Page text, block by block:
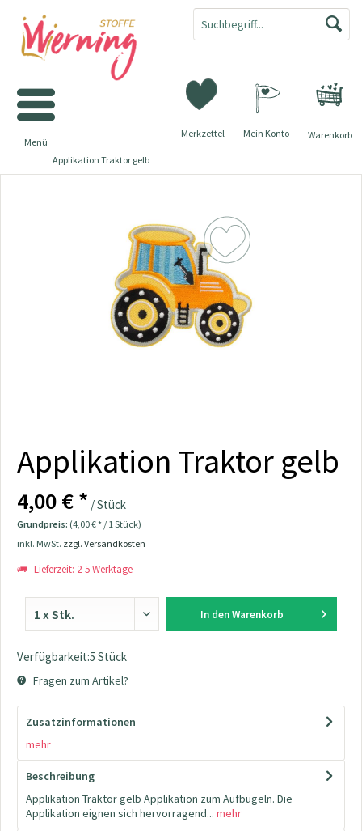
Warenkorb
Merkzettel Mein Konto
Menü
Applikation Traktor gelb
Applikation Traktor gelb
4,00 € * / Stück
Grundpreis: (4,00 € * / 1 Stück)
inkl. MwSt. zzgl. Versandkosten
Lieferzeit: 2-5 Werktage
In den Warenkorb
Verfügbarkeit:5 Stück
Fragen zum Artikel?
Zusatzinformationen
mehr
Beschreibung
Applikation Traktor gelb Applikation zum Aufbügeln. Die
Applikation eignen sich hervorragend... mehr